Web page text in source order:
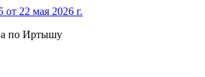
22 мая 2026 г.
по Иртышу